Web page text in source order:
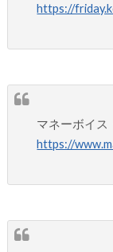
https://
マネーボイス
https://